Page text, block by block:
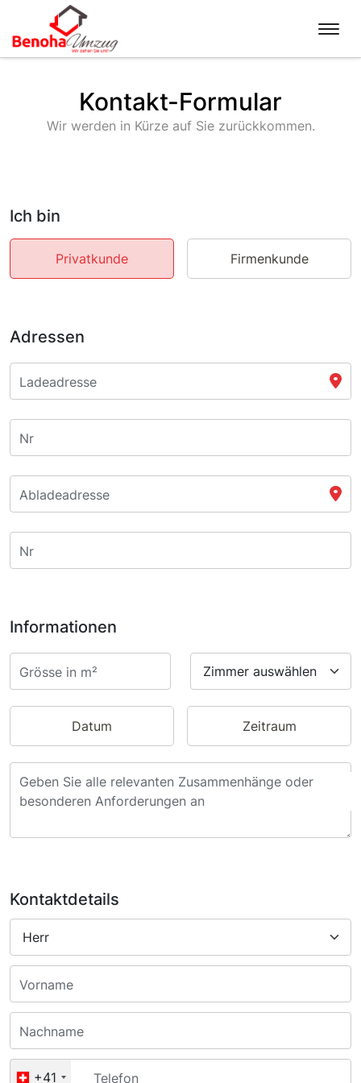
Kontakt-Formular
Wir werden in Kürze auf Sie zurückkommen.
Ich bin
Privatkunde Firmenkunde
Adressen
Ladeadresse
Nr
Abladeadresse
Nr
Informationen
Grösse in m²
Datum Zeitraum
Geben Sie alle relevanten Zusammenhänge oder
besonderen Anforderungen an
Kontaktdetails
Vorname
Nachname
+41 Telefon